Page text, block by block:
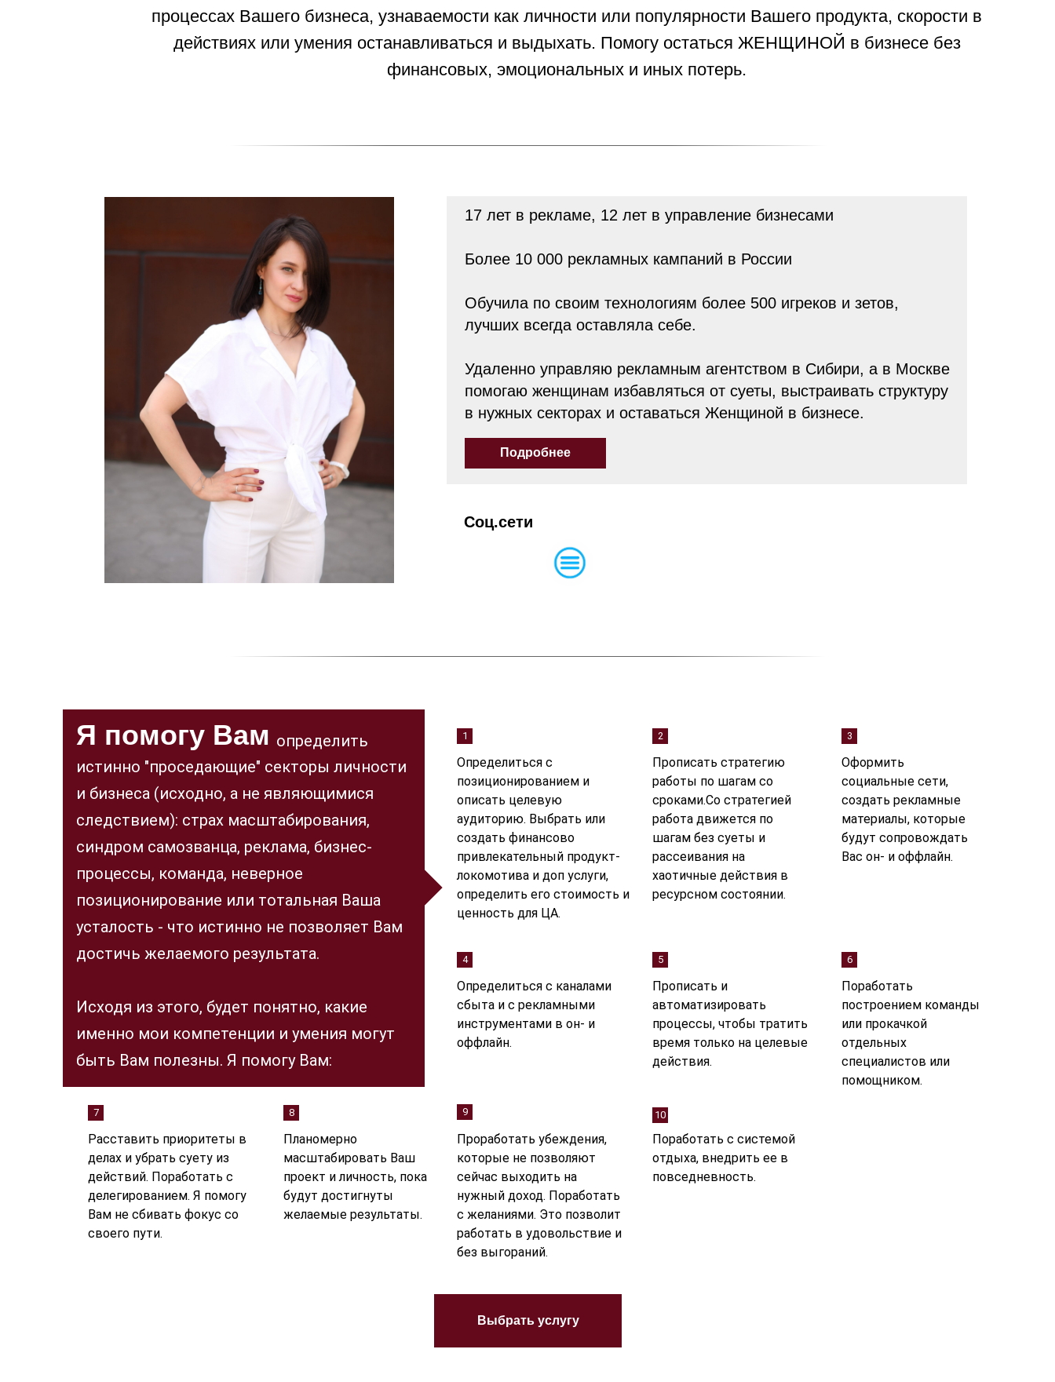
процессах Вашего бизнеса, узнаваемости как личности или популярности Вашего продукта, скорости в
действиях или умения останавливаться и выдыхать. Помогу остаться ЖЕНЩИНОЙ в бизнесе без
финансовых, эмоциональных и иных потерь.
Соц.сети
17 лет в рекламе, 12 лет в управление бизнесами
Более 10 000 рекламных кампаний в России
Обучила по своим технологиям более 500 игреков и зетов,
лучших всегда оставляла себе.
Удаленно управляю рекламным агентством в Сибири, а в Москве
помогаю женщинам избавляться от суеты, выстраивать структуру
в нужных секторах и оставаться Женщиной в бизнесе.
Подробнее
Я помогу Вам определить
истинно "проседающие" секторы личности
и бизнеса (исходно, а не являющимися
следствием): страх масштабирования,
синдром самозванца, реклама, бизнес-
процессы, команда, неверное
позиционирование или тотальная Ваша
усталость - что истинно не позволяет Вам
достичь желаемого результата.
Исходя из этого, будет понятно, какие
именно мои компетенции и умения могут
быть Вам полезны. Я помогу Вам:
Определиться с
позиционированием и
описать целевую
аудиторию. Выбрать или
создать финансово
привлекательный продукт-
локомотива и доп услуги,
определить его стоимость и
ценность для ЦА.
Прописать стратегию
работы по шагам со
сроками.Со стратегией
работа движется по
шагам без суеты и
рассеивания на
хаотичные действия в
ресурсном состоянии.
Оформить
социальные сети,
создать рекламные
материалы, которые
будут сопровождать
Вас он- и оффлайн.
Определиться с каналами
сбыта и с рекламными
инструментами в он- и
оффлайн.
Прописать и
автоматизировать
процессы, чтобы тратить
время только на целевые
действия.
Поработать
построением команды
или прокачкой
отдельных
специалистов или
помощником.
Расставить приоритеты в
делах и убрать суету из
действий. Поработать с
делегированием. Я помогу
Вам не сбивать фокус со
своего пути.
Планомерно
масштабировать Ваш
проект и личность, пока
будут достигнуты
желаемые результаты.
Проработать убеждения,
которые не позволяют
сейчас выходить на
нужный доход. Поработать
с желаниями. Это позволит
работать в удовольствие и
без выгораний.
Поработать с системой
отдыха, внедрить ее в
повседневность.
1 2 3
4 5 6
7 8 9 10
Выбрать услугу